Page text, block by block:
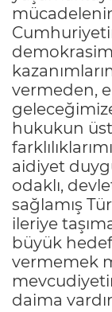
vermeden,
hukukun
aidiyet
odaklı,
sağlamış
ileriye
büyük
vermemek
daima